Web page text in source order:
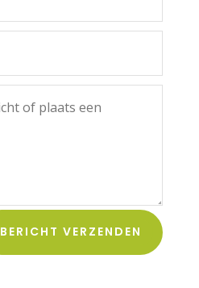
BERICHT VERZENDEN